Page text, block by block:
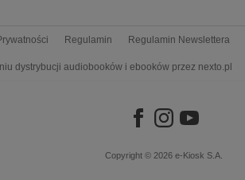
Regulamin Regulamin Newslettera
dystrybucji audiobooków i ebooków przez nexto.pl
Copyright © 2026 e-Kiosk S.A.